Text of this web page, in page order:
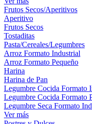
Frutos Secos/Aperitivos
Aperitivo
Frutos Secos
Tostaditas
Pasta/Cereales/Legumbres
Arroz Formato Industrial
Arroz Formato Pequeño
Harina
Harina de Pan
Legumbre Cocida Formato
Legumbre Cocida Formato
Legumbre Seca Formato
Ver más